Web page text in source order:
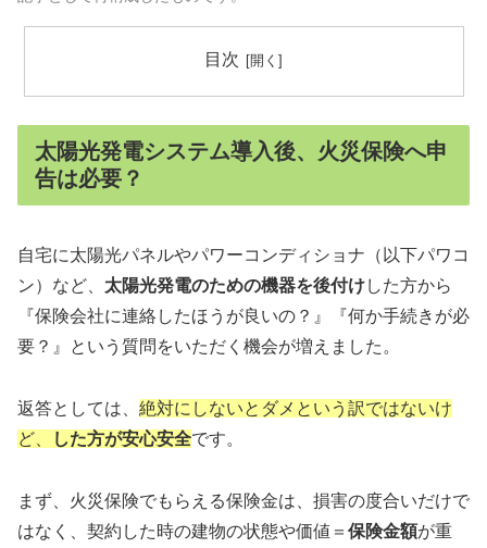
目次
太陽光発電システム導入後、火災保険へ申
告は必要？
自宅に太陽光パネルやパワーコンディショナ（以下パワコ
ン）など、 太陽光発電のための機器を後付けした方から
『保険会社に連絡したほうが良いの？』『何か手続きが必
要？』という質問をいただく機会が増えました。
返答としては、 絶対にしないとダメという訳ではないけ
ど、
した方が安心安全です。
まず、火災保険でもらえる保険金は、損害の度合いだけで
はなく、契約した時の建物の状態や価値＝ 保険金額が重